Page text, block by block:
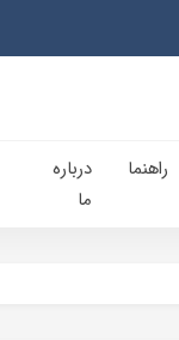
راهنما
درباره
ما